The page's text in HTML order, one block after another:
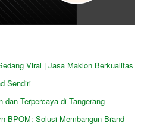
Viral | Jasa Maklon Berkualitas
Sendiri
dan Terpercaya di Tangerang
BPOM: Solusi Membangun Brand